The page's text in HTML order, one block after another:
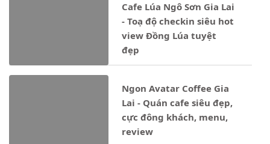
Cafe Lúa Ngô Sơn Gia Lai
- Toạ độ checkin siêu hot
view Đồng Lúa tuyệt
đẹp
Ngon Avatar Coffee Gia
Lai - Quán cafe siêu đẹp,
cực đông khách, menu,
review